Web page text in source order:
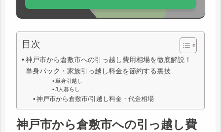
目次
神戸市から倉敷市への引っ越し費用相場を徹底解説！
単身パック・家族引っ越し料金を節約する裏技
単身引越し
3人暮らし
神戸市から倉敷市/引越し料金・代金相場
神戸市から倉敷市への引っ越し費